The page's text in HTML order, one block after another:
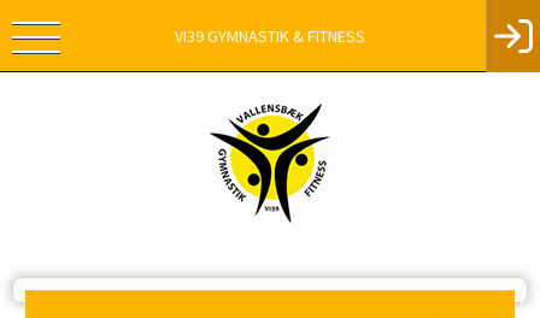
VI39 GYMNASTIK & FITNESS